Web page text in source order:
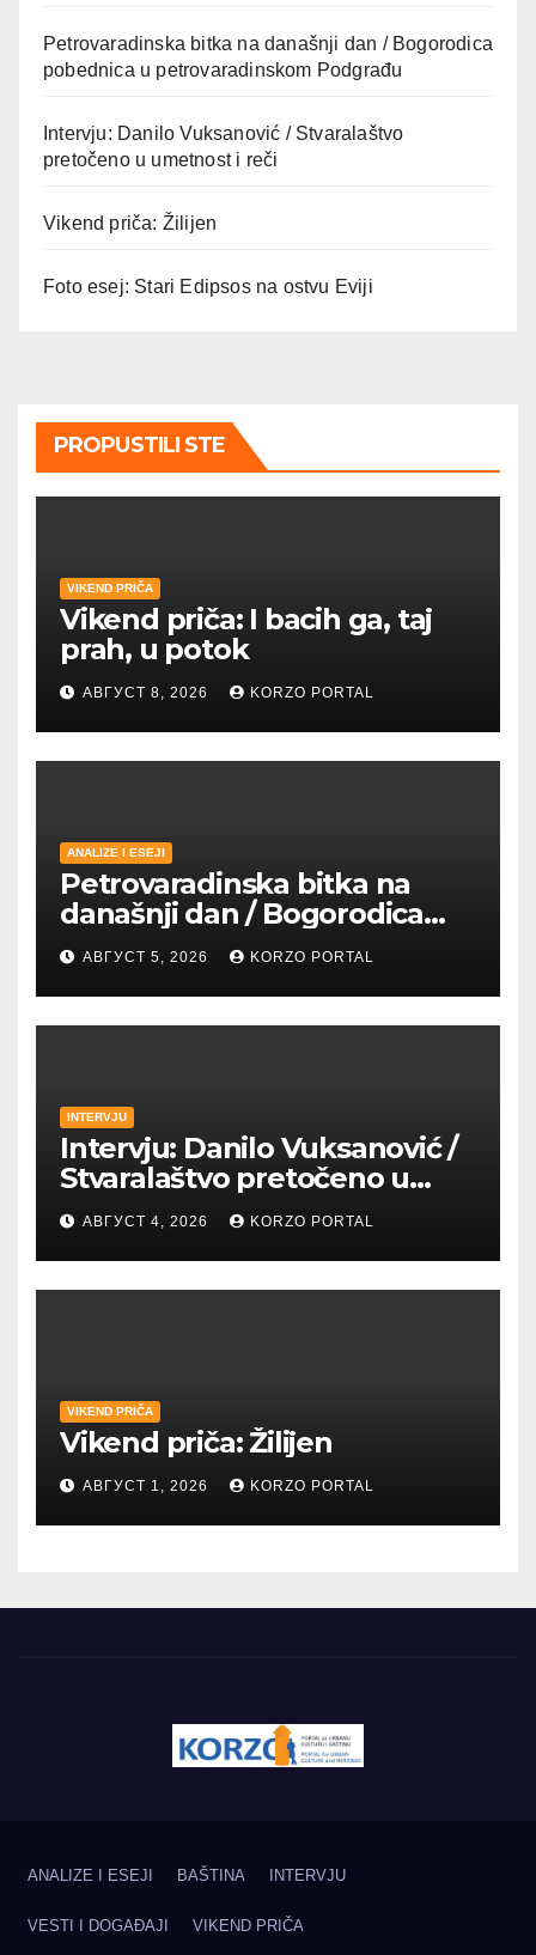
Petrovaradinska bitka na današnji dan / Bogorodica
pobednica u petrovaradinskom Podgrađu
Intervju: Danilo Vuksanović / Stvaralaštvo
pretočeno u umetnost i reči
Vikend priča: Žilijen
Foto esej: Stari Edipsos na ostvu Eviji
PROPUSTILI STE
VIKEND PRIČA
Vikend priča: I bacih ga, taj
prah, u potok
АВГУСТ 8, 2026 KORZO PORTAL
ANALIZE I ESEJI
Petrovaradinska bitka na
današnji dan / Bogorodica
pobednica u
petrovaradinskom Podgrađu
АВГУСТ 5, 2026 KORZO PORTAL
INTERVJU
Intervju: Danilo Vuksanović /
Stvaralaštvo pretočeno u
umetnost i reči
АВГУСТ 4, 2026 KORZO PORTAL
VIKEND PRIČA
Vikend priča: Žilijen
АВГУСТ 1, 2026 KORZO PORTAL
ANALIZE I ESEJI BAŠTINA INTERVJU
VESTI I DOGAĐAJI VIKEND PRIČA